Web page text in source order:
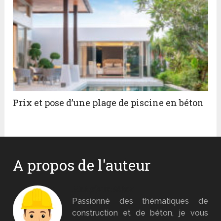
Prix et pose d’une plage de piscine en béton
A propos de l'auteur
Passionné des thématiques de
construction et de béton, je vous